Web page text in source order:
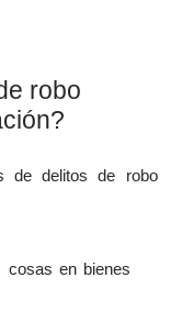
robo
de delitos de robo
cosas en bienes